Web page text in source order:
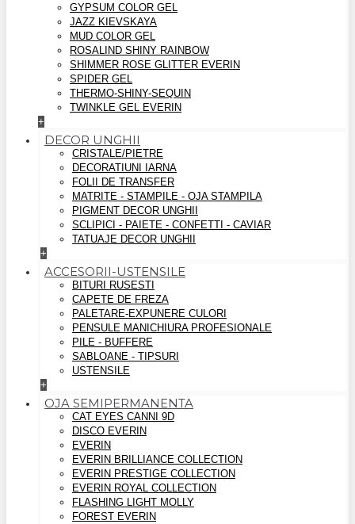
GYPSUM COLOR GEL
JAZZ KIEVSKAYA
MUD COLOR GEL
ROSALIND SHINY RAINBOW
SHIMMER ROSE GLITTER EVERIN
SPIDER GEL
THERMO-SHINY-SEQUIN
TWINKLE GEL EVERIN
+
DECOR UNGHII
CRISTALE/PIETRE
DECORATIUNI IARNA
FOLII DE TRANSFER
MATRITE - STAMPILE - OJA STAMPILA
PIGMENT DECOR UNGHII
SCLIPICI - PAIETE - CONFETTI - CAVIAR
TATUAJE DECOR UNGHII
+
ACCESORII-USTENSILE
BITURI RUSESTI
CAPETE DE FREZA
PALETARE-EXPUNERE CULORI
PENSULE MANICHIURA PROFESIONALE
PILE - BUFFERE
SABLOANE - TIPSURI
USTENSILE
+
OJA SEMIPERMANENTA
CAT EYES CANNI 9D
DISCO EVERIN
EVERIN
EVERIN BRILLIANCE COLLECTION
EVERIN PRESTIGE COLLECTION
EVERIN ROYAL COLLECTION
FLASHING LIGHT MOLLY
FOREST EVERIN